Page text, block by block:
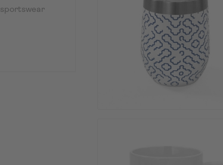
sportswear